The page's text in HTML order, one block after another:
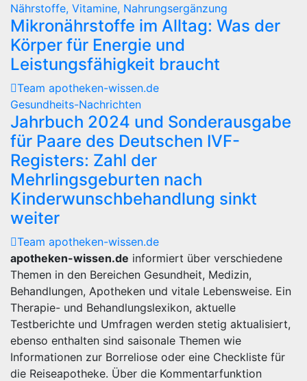
Nährstoffe, Vitamine, Nahrungsergänzung
Mikronährstoffe im Alltag: Was der
Körper für Energie und
Leistungsfähigkeit braucht
Team apotheken-wissen.de
Gesundheits-Nachrichten
Jahrbuch 2024 und Sonderausgabe
für Paare des Deutschen IVF-
Registers: Zahl der
Mehrlingsgeburten nach
Kinderwunschbehandlung sinkt
weiter
Team apotheken-wissen.de
apotheken-wissen.de informiert über verschiedene
Themen in den Bereichen Gesundheit, Medizin,
Behandlungen, Apotheken und vitale Lebensweise. Ein
Therapie- und Behandlungslexikon, aktuelle
Testberichte und Umfragen werden stetig aktualisiert,
ebenso enthalten sind saisonale Themen wie
Informationen zur Borreliose oder eine Checkliste für
die Reiseapotheke. Über die Kommentarfunktion